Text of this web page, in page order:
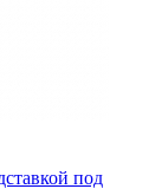
под